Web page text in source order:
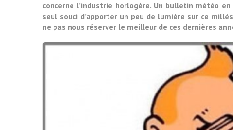
concerne l’industrie horlogère. Un bulletin météo
seul souci d’apporter un peu de lumière sur ce
ne pas nous réserver le meilleur de ces dernières